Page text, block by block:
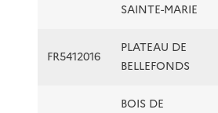
SAINTE-MARIE
FR5412016
PLATEAU DE
BELLEFONDS
BOIS DE